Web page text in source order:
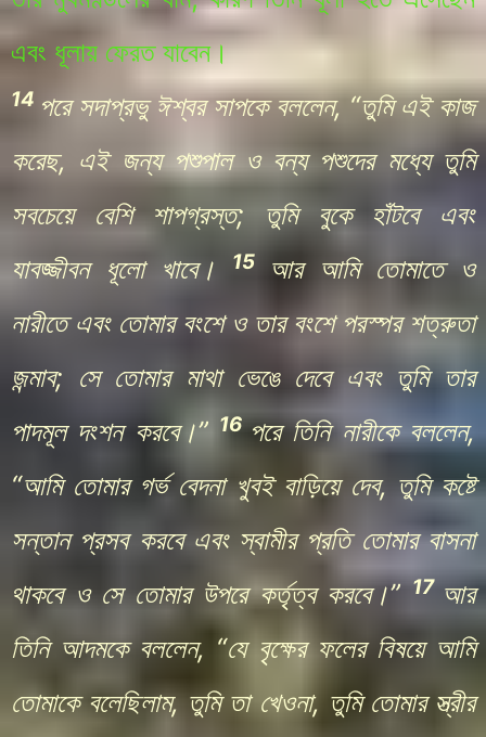
এবং ধূলায় ফেরত যাবেন।
14 পরে সদাপ্রভু ঈশ্বর সাপকে বললেন, “তুমি এই কাজ
করেছ, এই জন্য পশুপাল ও বন্য পশুদের মধ্যে তুমি
সবচেয়ে বেশি শাপগ্রস্ত; তুমি বুকে হাঁটবে এবং
যাবজ্জীবন ধূলো খাবে।
15
আর আমি তোমাতে ও
নারীতে এবং তোমার বংশে ও তার বংশে পরস্পর শত্রুতা
জন্মাব; সে তোমার মাথা ভেঙে দেবে এবং তুমি তার
পাদমূল দংশন করবে।” 16পরে তিনি নারীকে বললেন,
“আমি তোমার গর্ভ বেদনা খুবই বাড়িয়ে দেব, তুমি কষ্টে
সন্তান প্রসব করবে এবং স্বামীর প্রতি তোমার বাসনা
থাকবে ও সে তোমার উপরে কর্তৃত্ব করবে।” 17 আর
তিনি আদমকে বললেন, “যে বৃক্ষের ফলের বিষয়ে আমি
তোমাকে বলেছিলাম, তুমি তা খেওনা, তুমি তোমার স্ত্রীর